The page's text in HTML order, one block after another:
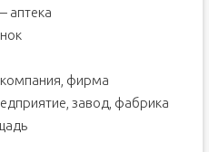
аптека
фирма
завод, фабрика